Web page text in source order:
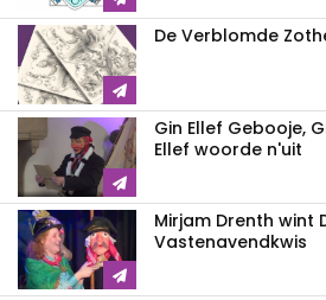
De Verblomde
Gin Ellef Gebooje,
Ellef woorde n'uit
Mirjam Drenth wint
Vastenavendkwis